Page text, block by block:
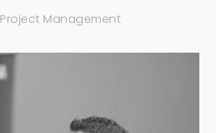
Project Management